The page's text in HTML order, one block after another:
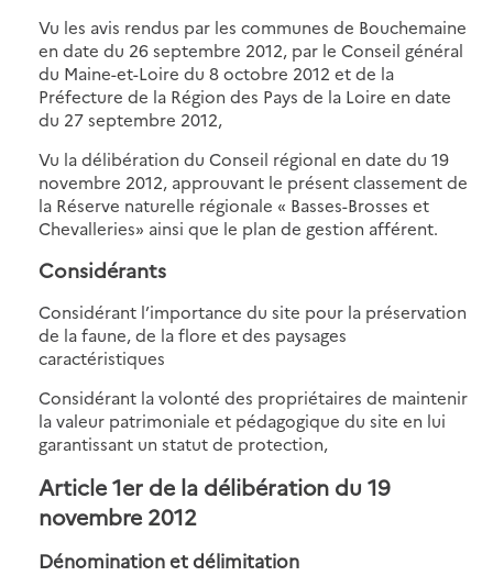
Vu les avis rendus par les communes de Bouchemaine
en date du 26 septembre 2012, par le Conseil général
du Maine-et-Loire du 8 octobre 2012 et de la
Préfecture de la Région des Pays de la Loire en date
du 27 septembre 2012,
Vu la délibération du Conseil régional en date du 19
novembre 2012, approuvant le présent classement de
la Réserve naturelle régionale « Basses-Brosses et
Chevalleries» ainsi que le plan de gestion afférent.
Considérants
Considérant l’importance du site pour la préservation
de la faune, de la flore et des paysages
caractéristiques
Considérant la volonté des propriétaires de maintenir
la valeur patrimoniale et pédagogique du site en lui
garantissant un statut de protection,
Article 1er de la délibération du 19
novembre 2012
Dénomination et délimitation